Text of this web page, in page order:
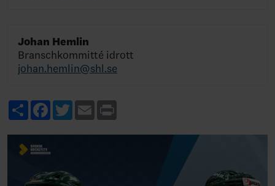
Johan Hemlin
Branschkommitté idrott
johan.hemlin@shl.se
ShareFacebook
TwitterEmail